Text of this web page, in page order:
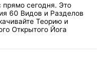
прямо сегодня. Это
60 Видов и Разделов
Теорию и
Открытого Йога